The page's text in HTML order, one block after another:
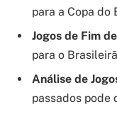
para a Copa do
Jogos de Fim
para o
Análise de
passados pode